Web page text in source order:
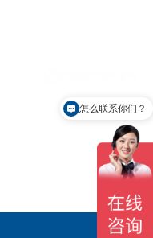
怎么联系你们？